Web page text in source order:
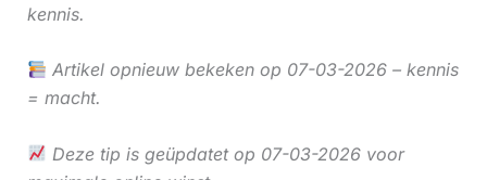
kennis.
Artikel opnieuw bekeken op 07-03-2026 – kennis
= macht.
Deze tip is geüpdatet op 07-03-2026 voor